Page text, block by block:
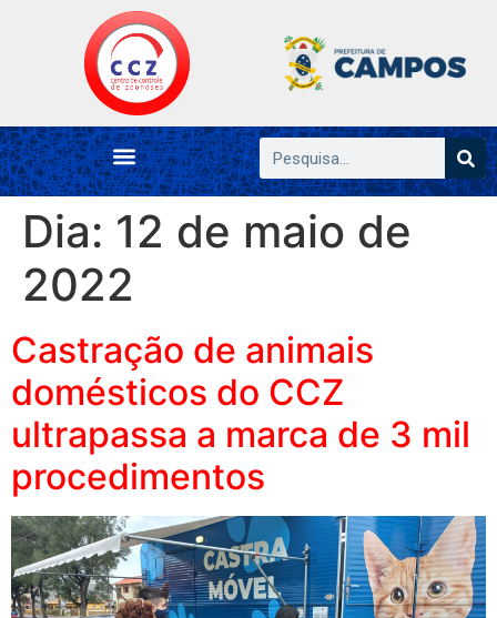
Dia: 12 de maio de
2022
Castração de animais
domésticos do CCZ
ultrapassa a marca de 3 mil
procedimentos